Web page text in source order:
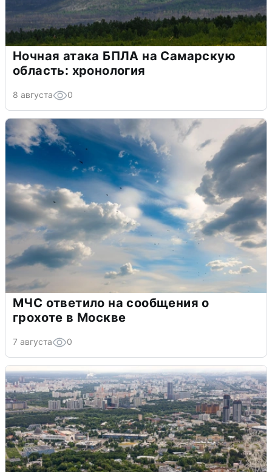
Ночная атака БПЛА на Самарскую
область: хронология
8 августа 0
МЧС ответило на сообщения о
грохоте в Москве
7 августа 0